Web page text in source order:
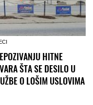
HITNE
ŠTA SE DESILO U
O LOŠIM USLOVIMA